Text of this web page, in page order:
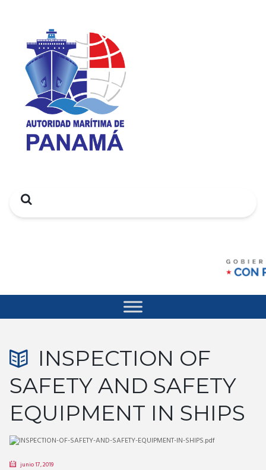
Search
INSPECTION OF
SAFETY AND SAFETY
EQUIPMENT IN SHIPS
junio 17, 2019